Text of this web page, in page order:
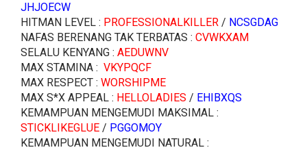
JHJOECW
HITMAN LEVEL : PROFESSIONALKILLER / NCSGDAG
NAFAS BERENANG TAK TERBATAS : CVWKXAM
SELALU KENYANG : AEDUWNV
MAX STAMINA : VKYPQCF
MAX RESPECT : WORSHIPME
MAX S*X APPEAL : HELLOLADIES / EHIBXQS
KEMAMPUAN MENGEMUDI MAKSIMAL :
STICKLIKEGLUE / PGGOMOY
KEMAMPUAN MENGEMUDI NATURAL :